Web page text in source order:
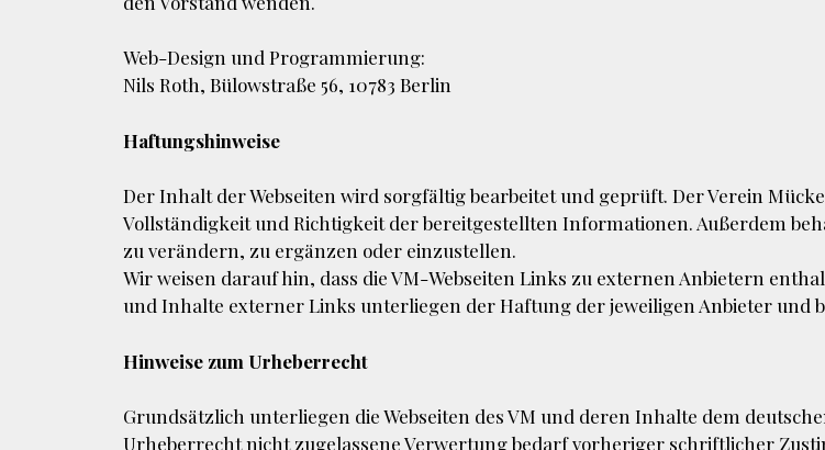
Web-Design und Programmierung:
Nils Roth, Bülowstraße 56, 10783 Berlin
Haftungshinweise
Der Inhalt der Webseiten wird sorgfältig bearbeitet und geprüft. Der Verein
Vollständigkeit und Richtigkeit der bereitgestellten Informationen. Außerdem
zu verändern, zu ergänzen oder einzustellen.
Wir weisen darauf hin, dass die VM-Webseiten Links zu externen Anbietern
und Inhalte externer Links unterliegen der Haftung der jeweiligen Anbieter und
Hinweise zum Urheberrecht
Grundsätzlich unterliegen die Webseiten des VM und deren Inhalte dem
Urheberrecht nicht zugelassene Verwertung bedarf vorheriger schriftlicher